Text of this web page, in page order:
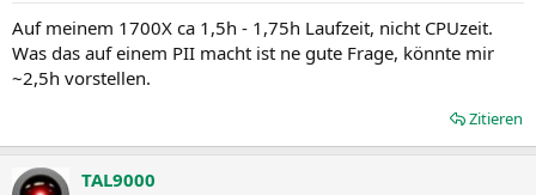
Auf meinem 1700X ca 1,5h - 1,75h Laufzeit, nicht CPUzeit.
Was das auf einem PII macht ist ne gute Frage, könnte mir
~2,5h vorstellen.
Zitieren
TAL9000